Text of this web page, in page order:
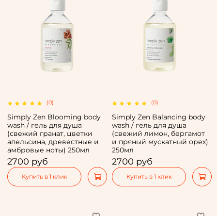
(0)
Simply Zen Blooming body
wash / гель для душа
(свежий гранат, цветки
апельсина, древестные и
амбровые ноты) 250мл
2700 руб
Купить в 1 клик
(0)
Simply Zen Balancing body
wash / гель для душа
(свежий лимон, бергамот
и пряный мускатный орех)
250мл
2700 руб
Купить в 1 клик